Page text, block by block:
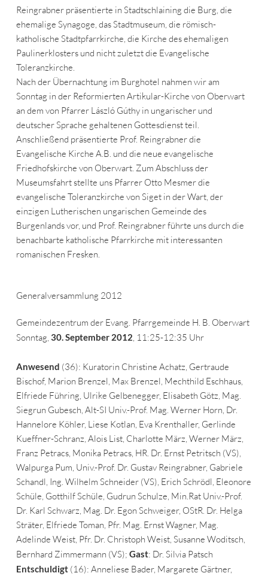
Reingrabner präsentierte in Stadtschlaining die Burg, die
ehemalige Synagoge, das Stadtmuseum, die römisch-
katholische Stadtpfarrkirche, die Kirche des ehemaligen
Paulinerklosters und nicht zuletzt die Evangelische
Toleranzkirche.
Nach der Übernachtung im Burghotel nahmen wir am
Sonntag in der Reformierten Artikular-Kirche von Oberwart
an dem von Pfarrer László Gúthy in ungarischer und
deutscher Sprache gehaltenen Gottesdienst teil.
Anschließend präsentierte Prof. Reingrabner die
Evangelische Kirche A.B. und die neue evangelische
Friedhofskirche von Oberwart. Zum Abschluss der
Museumsfahrt stellte uns Pfarrer Otto Mesmer die
evangelische Toleranzkirche von Siget in der Wart, der
einzigen Lutherischen ungarischen Gemeinde des
Burgenlands vor, und Prof. Reingrabner führte uns durch die
benachbarte katholische Pfarrkirche mit interessanten
romanischen Fresken.
Generalversammlung 2012
Gemeindezentrum der Evang. Pfarrgemeinde H. B. Oberwart
Sonntag, 30. September 2012, 11:25-12:35 Uhr
Anwesend (36): Kuratorin Christine Achatz, Gertraude
Bischof, Marion Brenzel, Max Brenzel, Mechthild Eschhaus,
Elfriede Führing, Ulrike Gelbenegger, Elisabeth Götz, Mag.
Siegrun Gubesch, Alt-SI Univ.-Prof. Mag. Werner Horn, Dr.
Hannelore Köhler, Liese Kotlan, Eva Krenthaller, Gerlinde
Kueffner-Schranz, Alois List, Charlotte März, Werner März,
Franz Petracs, Monika Petracs, HR. Dr. Ernst Petritsch (VS),
Walpurga Pum, Univ.-Prof. Dr. Gustav Reingrabner, Gabriele
Schandl, Ing. Wilhelm Schneider (VS), Erich Schrödl, Eleonore
Schüle, Gotthilf Schüle, Gudrun Schulze, Min.Rat Univ.-Prof.
Dr. Karl Schwarz, Mag. Dr. Egon Schweiger, OStR. Dr. Helga
Sträter, Elfriede Toman, Pfr. Mag. Ernst Wagner, Mag.
Adelinde Weist, Pfr. Dr. Christoph Weist, Susanne Woditsch,
Bernhard Zimmermann (VS); Gast: Dr. Silvia Patsch
Entschuldigt (16): Anneliese Bader, Margarete Gärtner,